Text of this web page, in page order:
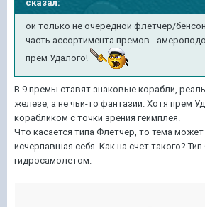
сказал:
ой только не очередной флетчер/
часть ассортимента премов -
прем Удалого!
В 9 премы ставят знаковые корабли,
железе, а не чьи-то фантазии. Хотя прем
корабликом с точки зрения геймплея.
Что касается типа Флетчер, то тема
исчерпавшая себя. Как на счет такого?
гидросамолетом.